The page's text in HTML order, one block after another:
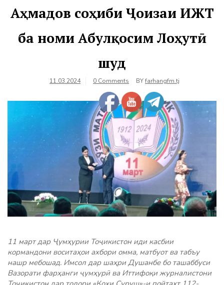
Аҳмадов соҳиби Ҷоизаи ИЖТ
ба номи Абулқосим Лоҳутӣ
шуд
11.03.2024 0 Comments BYfarhangfm.tj
11 март дар Ҷумҳурии Тоҷикистон иди касбии
кормандони воситаҳои ахбори омма, матбуот ва табъу
нашр мебошад. Имсол дар шаҳри Душанбе бо ташаббуси
Вазорати фарҳанги ҷумҳурӣ ва Иттифоқи журналистони